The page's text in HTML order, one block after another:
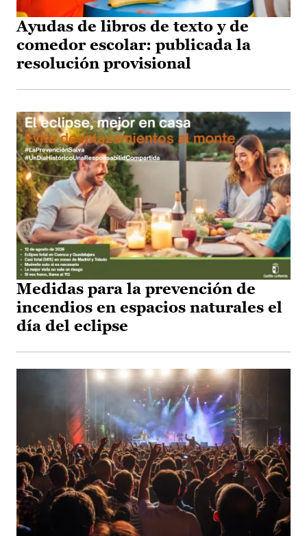
Ayudas de libros de texto y de
comedor escolar: publicada la
resolución provisional
Medidas para la prevención de
incendios en espacios naturales el
día del eclipse